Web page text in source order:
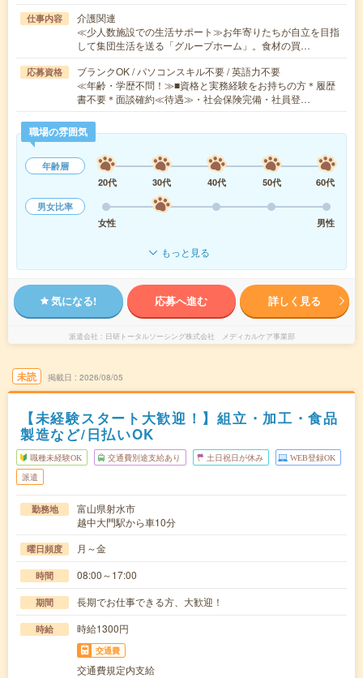
仕事内容
介護関連
≪少人数施設での生活サポート≫お年寄りたちが自立を目指
して集団生活を送る「グループホーム」。食材の買…
応募資格
ブランクOK / パソコンスキル不要 / 英語力不要
≪年齢・学歴不問！≫■資格と実務経験をお持ちの方＊履歴
書不要＊面談確約≪待遇≫・社会保険完備・社員登…
職場の雰囲気
年齢層
20代
30代 40代 50代
60代
男女比率
女性
男性
もっと見る
気になる! 応募へ進む 詳しく見る
派遣会社 日研トータルソーシング株式会社 メディカルケア事業部
未読 掲載日 2026/08/05
【未経験スタート大歓迎！】組立・加工・食品
製造など/日払いOK
職種未経験OK 交通費別途支給あり 土日祝日が休み WEB登録OK
派遣
勤務地
富山県射水市
越中大門駅から車10分
曜日頻度 月～金
時間 08:00～17:00
期間 長期でお仕事できる方、大歓迎！
時給 時給1300円
交通費
交通費規定内支給